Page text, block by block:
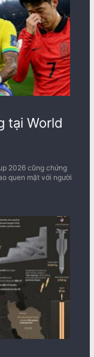
tại World
2026 cũng chứng
quen mặt với người